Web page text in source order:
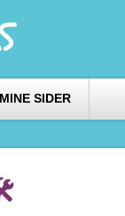
MINE SIDER